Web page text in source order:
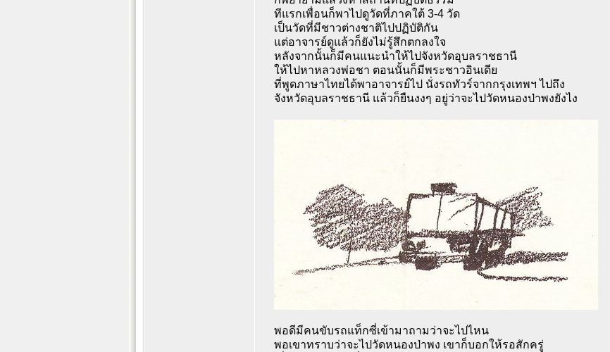
ทีแรกเพื่อนก็พาไปดูวัดที่ภาคใต้ 3-4 วัด
เป็นวัดที่มีชาวต่างชาติไปปฏิบัติกัน
แต่อาจารย์ดูแล้วก็ยังไม่รู้สึกตกลงใจ
หลังจากนั้นก็มีคนแนะนำให้ไปจังหวัดอุบลราชธานี
ให้ไปหาหลวงพ่อชา ตอนนั้นก็มีพระชาวอินเดีย
ที่พูดภาษาไทยได้พาอาจารย์ไป นั่งรถทัวร์จากกรุงเทพฯ ไปถึง
จังหวัดอุบลราชธานี แล้วก็ยืนงงๆ อยู่ว่าจะไปวัดหนองป่าพงยังไง
พอดีมีคนขับรถแท็กซี่เข้ามาถามว่าจะไปไหน
พอเขาทราบว่าจะไปวัดหนองป่าพง เขาก็บอกให้รอสักครู่